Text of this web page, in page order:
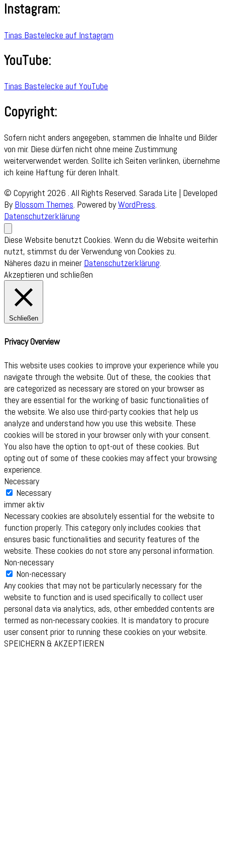
Instagram:
Tinas Bastelecke auf Instagram
YouTube:
Tinas Bastelecke auf YouTube
Copyright:
Sofern nicht anders angegeben, stammen die Inhalte und Bilder
von mir. Diese dürfen nicht ohne meine Zustimmung
weiterverwendet werden. Sollte ich Seiten verlinken, übernehme
ich keine Haftung für deren Inhalt.
© Copyright 2026 . All Rights Reserved. Sarada Lite | Developed
By Blossom Themes. Powered byWordPress.
Datenschutzerklärung
Diese Website benutzt Cookies. Wenn du die Website weiterhin
nutzt, stimmst du der Verwendung von Cookies zu.
Näheres dazu in meiner Datenschutzerklärung.
Akzeptieren und schließen
Schließen
Privacy Overview
This website uses cookies to improve your experience while you
navigate through the website. Out of these, the cookies that
are categorized as necessary are stored on your browser as
they are essential for the working of basic functionalities of
the website. We also use third-party cookies that help us
analyze and understand how you use this website. These
cookies will be stored in your browser only with your consent.
You also have the option to opt-out of these cookies. But
opting out of some of these cookies may affect your browsing
experience.
Necessary
Necessary
immer aktiv
Necessary cookies are absolutely essential for the website to
function properly. This category only includes cookies that
ensures basic functionalities and security features of the
website. These cookies do not store any personal information.
Non-necessary
Non-necessary
Any cookies that may not be particularly necessary for the
website to function and is used specifically to collect user
personal data via analytics, ads, other embedded contents are
termed as non-necessary cookies. It is mandatory to procure
user consent prior to running these cookies on your website.
SPEICHERN & AKZEPTIEREN